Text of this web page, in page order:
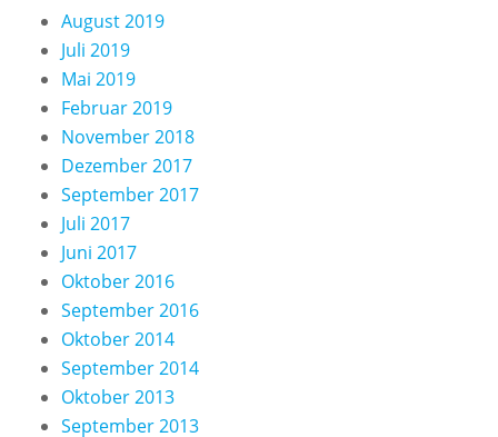
August 2019
Juli 2019
Mai 2019
Februar 2019
November 2018
Dezember 2017
September 2017
Juli 2017
Juni 2017
Oktober 2016
September 2016
Oktober 2014
September 2014
Oktober 2013
September 2013